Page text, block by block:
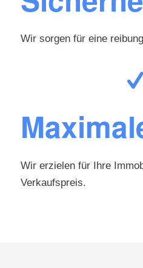
Wir sorgen für eine
Wir erzielen für Ihre
Verkaufspreis.